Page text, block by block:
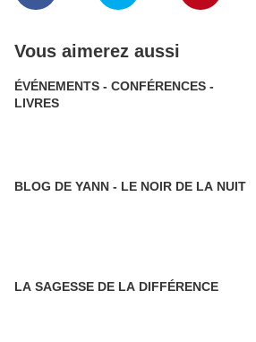
Vous aimerez aussi
ÉVÉNEMENTS - CONFÉRENCES -
LIVRES
BLOG DE YANN - LE NOIR DE LA NUIT
LA SAGESSE DE LA DIFFÉRENCE